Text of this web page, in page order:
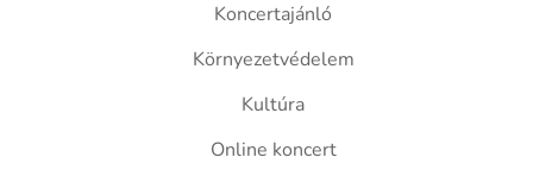
Koncertajánló
Környezetvédelem
Kultúra
Online koncert